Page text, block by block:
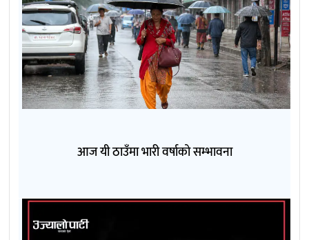
आज यी ठाउँमा भारी वर्षाको सम्भावना